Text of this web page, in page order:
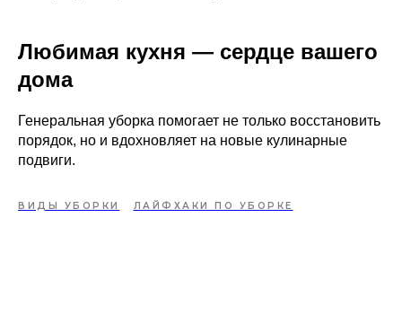
Любимая кухня — сердце вашего
дома
Генеральная уборка помогает не только восстановить
порядок, но и вдохновляет на новые кулинарные
подвиги.
ВИДЫ УБОРКИ ЛАЙФХАКИ ПО УБОРКЕ